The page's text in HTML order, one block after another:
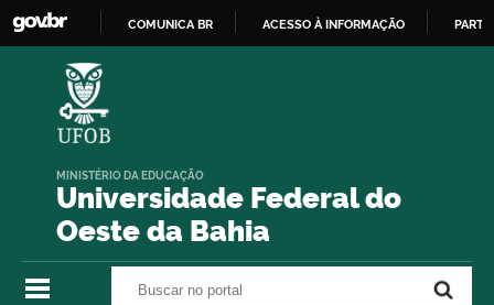
COMUNICA BR ACESSO À INFORMAÇÃO
Universidade Federal do
Oeste da Bahia
MINISTÉRIO DA EDUCAÇÃO